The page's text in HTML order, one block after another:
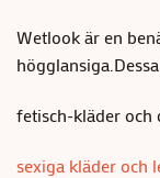
Wetlook är en
fetisch-kläder och
sexiga kläder och